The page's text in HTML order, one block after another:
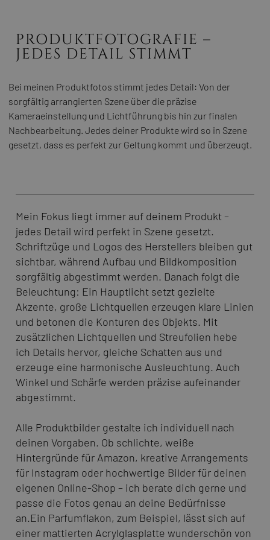
PRODUKTFOTOGRAFIE –
JEDES DETAIL STIMMT
Bei meinen Produktfotos stimmt jedes Detail: Von der
sorgfältig arrangierten Szene über die präzise
Kameraeinstellung und Lichtführung bis hin zur finalen
Nachbearbeitung. Jedes deiner Produkte wird so in Szene
gesetzt, dass es perfekt zur Geltung kommt und überzeugt.
Mein Fokus liegt immer auf deinem Produkt –
jedes Detail wird perfekt in Szene gesetzt.
Schriftzüge und Logos des Herstellers bleiben gut
sichtbar, während Aufbau und Bildkomposition
sorgfältig abgestimmt werden. Danach folgt die
Beleuchtung: Ein Hauptlicht setzt gezielte
Akzente, große Lichtquellen erzeugen klare Linien
und betonen die Konturen des Objekts. Mit
zusätzlichen Lichtquellen und Streufolien hebe
ich Details hervor, gleiche Schatten aus und
erzeuge eine harmonische Ausleuchtung. Auch
Winkel und Schärfe werden präzise aufeinander
abgestimmt.
Alle Produktbilder gestalte ich individuell nach
deinen Vorgaben. Ob schlichte, weiße
Hintergründe für Amazon, kreative Arrangements
für Instagram oder hochwertige Bilder für deinen
eigenen Online-Shop – ich berate dich gerne und
passe die Fotos genau an deine Bedürfnisse
an.Ein Parfumflakon, zum Beispiel, lässt sich auf
einer mattierten Acrylglasplatte wunderschön von